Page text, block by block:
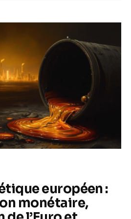
européen :
monétaire,